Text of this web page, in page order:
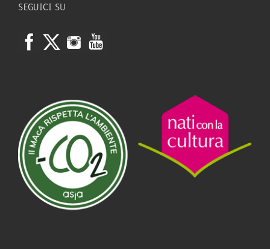
SEGUICI SU